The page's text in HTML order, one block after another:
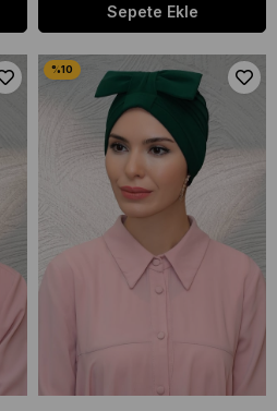
Sepete Ekle